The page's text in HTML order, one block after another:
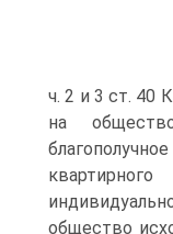
ч. 2 и 3 ст. 40
на
общество